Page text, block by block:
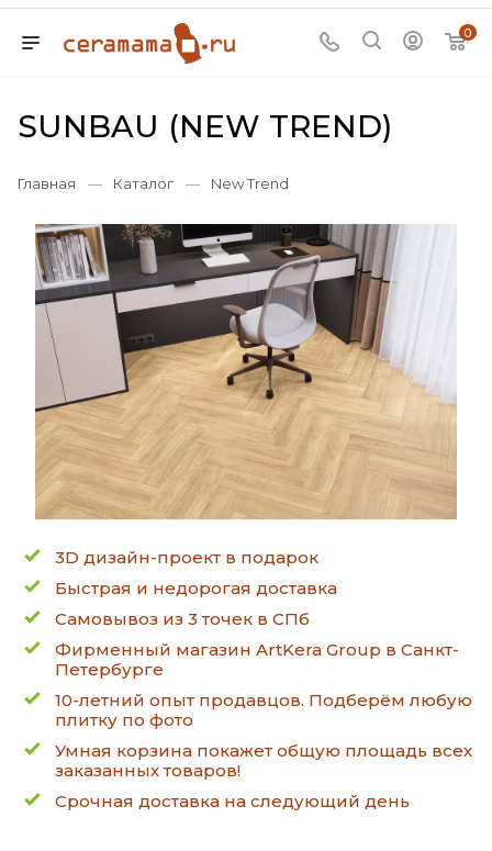
0
SUNBAU (NEW TREND)
Главная — Каталог — New Trend
3D дизайн-проект в подарок
Быстрая и недорогая доставка
Самовывоз из 3 точек в СПб
Фирменный магазин ArtKera Group в Санкт-
Петербурге
10-летний опыт продавцов. Подберём любую
плитку по фото
Умная корзина покажет общую площадь всех
заказанных товаров!
Срочная доставка на следующий день